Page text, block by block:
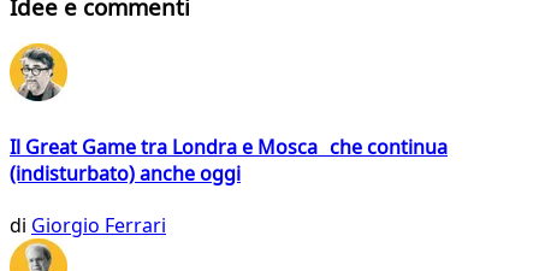
Idee e commenti
Il Great Game tra Londra e Mosca che continua
(indisturbato) anche oggi
di Giorgio Ferrari